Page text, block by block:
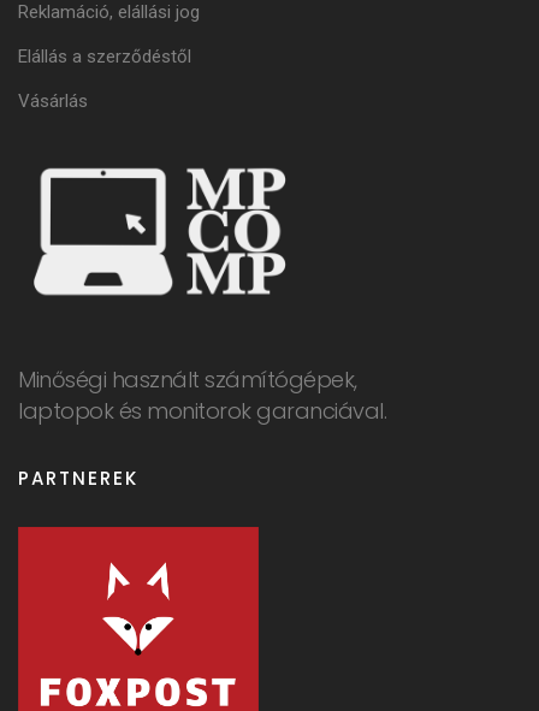
Minőségi használt számítógépek,
laptopok és monitorok garanciával.
Reklamáció, elállási jog
Elállás a szerződéstől
Vásárlás
PARTNEREK